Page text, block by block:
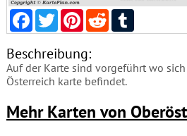
Facebook
TwitterPinterest
RedditTumblr
Beschreibung:
Auf der Karte sind vorgeführt wo
Österreich karte befindet.
Mehr Karten von